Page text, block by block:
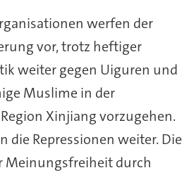
werfen der
vor, trotz heftiger
weiter gegen Uiguren und
Muslime in der
Xinjiang vorzugehen.
die Repressionen weiter. Die
Meinungsfreiheit durch